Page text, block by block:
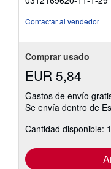
Contactar al vendedor
Comprar usado
EUR 5,84
Gastos de envío
Se envía dentro de
Cantidad disponible: